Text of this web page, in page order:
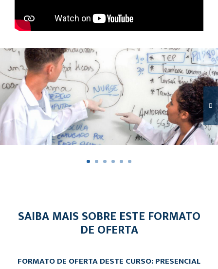
SAIBA MAIS SOBRE ESTE FORMATO
DE OFERTA
FORMATO DE OFERTA DESTE CURSO: PRESENCIAL